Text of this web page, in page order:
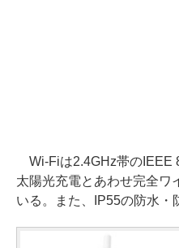
Wi-Fiは2.4GHz帯のIEEE
太陽光充電とあわせ完全ワ
いる。また、IP55の防水・